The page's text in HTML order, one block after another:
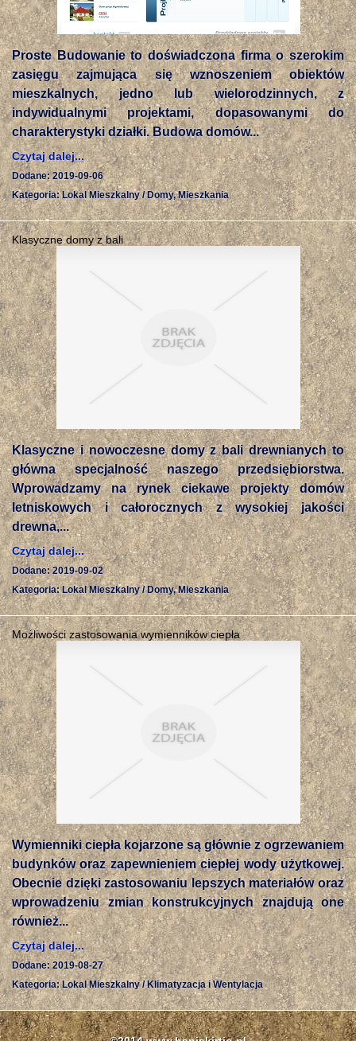
Proste Budowanie to doświadczona firma o szerokim
zasięgu zajmująca się wznoszeniem obiektów
mieszkalnych, jedno lub wielorodzinnych, z
indywidualnymi projektami, dopasowanymi do
charakterystyki działki. Budowa domów...
Czytaj dalej...
Dodane: 2019-09-06
Kategoria: Lokal Mieszkalny / Domy, Mieszkania
Klasyczne domy z bali
Klasyczne i nowoczesne domy z bali drewnianych to
główna specjalność naszego przedsiębiorstwa.
Wprowadzamy na rynek ciekawe projekty domów
letniskowych i całorocznych z wysokiej jakości
drewna,...
Czytaj dalej...
Dodane: 2019-09-02
Kategoria: Lokal Mieszkalny / Domy, Mieszkania
Możliwości zastosowania wymienników ciepła
Wymienniki ciepła kojarzone są głównie z ogrzewaniem
budynków oraz zapewnieniem ciepłej wody użytkowej.
Obecnie dzięki zastosowaniu lepszych materiałów oraz
wprowadzeniu zmian konstrukcyjnych znajdują one
również...
Czytaj dalej...
Dodane: 2019-08-27
Kategoria: Lokal Mieszkalny / Klimatyzacja i Wentylacja